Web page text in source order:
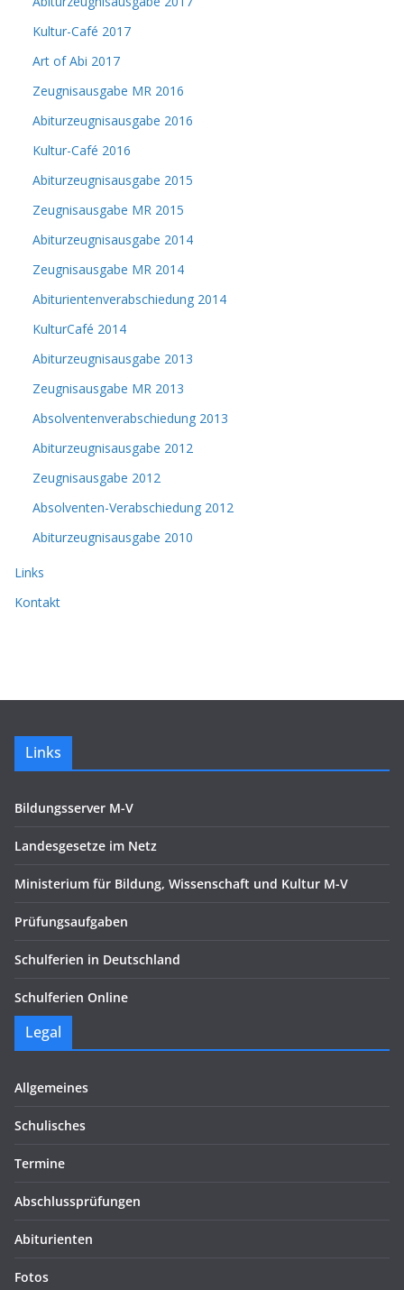
Kultur-Café 2017
Art of Abi 2017
Zeugnisausgabe MR 2016
Abiturzeugnisausgabe 2016
Kultur-Café 2016
Abiturzeugnisausgabe 2015
Zeugnisausgabe MR 2015
Abiturzeugnisausgabe 2014
Zeugnisausgabe MR 2014
Abiturientenverabschiedung 2014
KulturCafé 2014
Abiturzeugnisausgabe 2013
Zeugnisausgabe MR 2013
Absolventenverabschiedung 2013
Abiturzeugnisausgabe 2012
Zeugnisausgabe 2012
Absolventen-Verabschiedung 2012
Abiturzeugnisausgabe 2010
Links
Kontakt
Links
Bildungsserver M-V
Landesgesetze im Netz
Ministerium für Bildung, Wissenschaft und Kultur M-V
Prüfungsaufgaben
Schulferien in Deutschland
Schulferien Online
Legal
Allgemeines
Schulisches
Termine
Abschlussprüfungen
Abiturienten
Fotos